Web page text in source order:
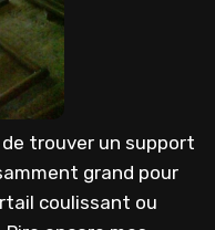
trouver un support
grand pour
coulissant ou